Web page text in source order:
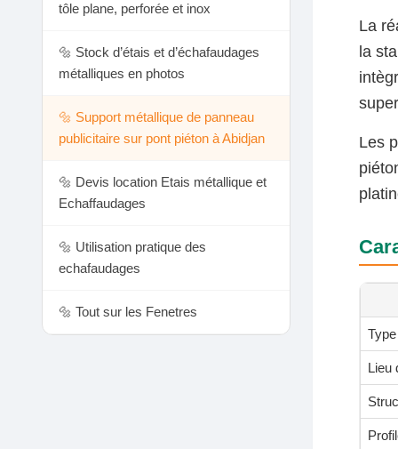
tôle plane, perforée et inox
🔩 Stock d’étais et d’échafaudages
métalliques en photos
🔩 Support métallique de panneau
publicitaire sur pont piéton à Abidjan
🔩 Devis location Etais métallique et
Echaffaudages
🔩 Utilisation pratique des
echafaudages
🔩 Tout sur les Fenetres
La
la
Les
Type
Lieu